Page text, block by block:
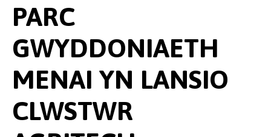
PARC
GWYDDONIAETH
MENAI YN LANSIO
CLWSTWR